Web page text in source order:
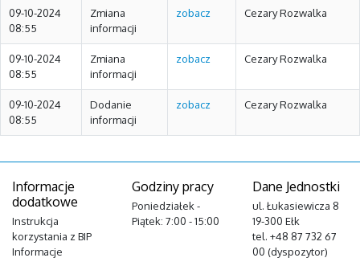
09-10-2024
08:55
Zmiana
informacji
zobacz Cezary Rozwalka
09-10-2024
08:55
Zmiana
informacji
zobacz Cezary Rozwalka
09-10-2024
08:55
Dodanie
informacji
zobacz Cezary Rozwalka
Informacje
dodatkowe
Instrukcja
korzystania z BIP
Informacje
Godziny pracy
Poniedziałek -
Piątek: 7:00 - 15:00
Dane Jednostki
ul. Łukasiewicza 8
19-300 Ełk
tel. +48 87 732 67
00 (dyspozytor)